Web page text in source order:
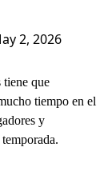
2, 2026
tiene que
tiempo en el
y